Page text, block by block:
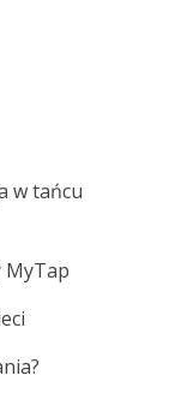
w tańcu
MyTap